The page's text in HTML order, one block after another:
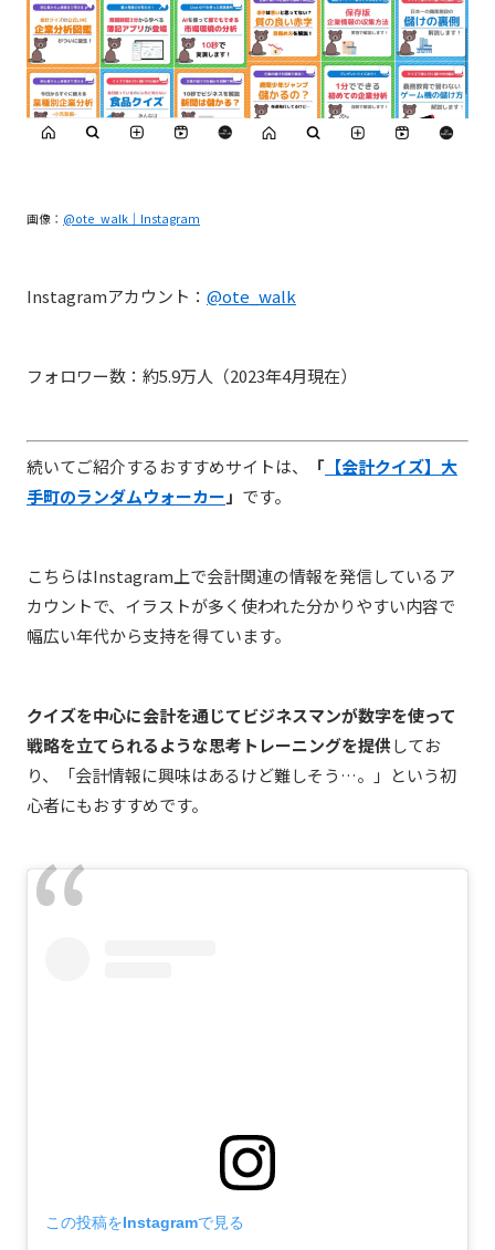
画像： @ote_walk｜Instagram
Instagramアカウント： @ote_walk
フォロワー数：約5.9万人（2023年4月現在）
続いてご紹介するおすすめサイトは、 「 【会計クイズ】大
手町のランダムウォーカー」 です。
こちらはInstagram上で会計関連の情報を発信しているア
カウントで、イラストが多く使われた分かりやすい内容で
幅広い年代から支持を得ています。
クイズを中心に会計を通じてビジネスマンが数字を使って
戦略を立てられるような思考トレーニングを提供してお
り、「会計情報に興味はあるけど難しそう…。」という初
心者にもおすすめです。
この投稿をInstagramで見る